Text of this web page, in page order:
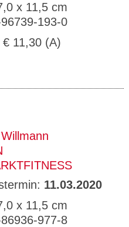
x 11,5 cm
193-0
| € 11,30 (A)
11.03.2020
x 11,5 cm
977-8